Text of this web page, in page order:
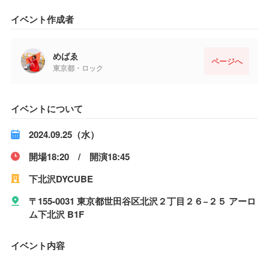
イベント作成者
めばゑ
東京都・ロック
ページへ
イベントについて
2024.09.25（水）
開場18:20 / 開演18:45
下北沢DYCUBE
〒155-0031 東京都世田谷区北沢２丁目２６−２５ アーロ
ム下北沢 B1F
イベント内容